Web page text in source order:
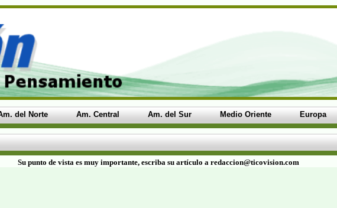
del Norte Am. Central Am. del Sur Medio Oriente Europa
Su punto de vista es muy importante, escriba su artículo a redaccion@ticovision.com